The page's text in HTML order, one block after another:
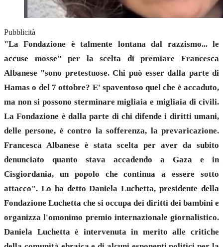
Pubblicità
"La Fondazione è talmente lontana dal razzismo... le
accuse mosse" per la scelta di premiare Francesca
Albanese "sono pretestuose. Chi può esser dalla parte di
Hamas o del 7 ottobre? E' spaventoso quel che è accaduto,
ma non si possono sterminare migliaia e migliaia di civili.
La Fondazione è dalla parte di chi difende i diritti umani,
delle persone, è contro la sofferenza, la prevaricazione.
Francesca Albanese è stata scelta per aver da subito
denunciato quanto stava accadendo a Gaza e in
Cisgiordania, un popolo che continua a essere sotto
attacco". Lo ha detto Daniela Luchetta, presidente della
Fondazione Luchetta che si occupa dei diritti dei bambini e
organizza l'omonimo premio internazionale giornalistico.
Daniela Luchetta è intervenuta in merito alle critiche